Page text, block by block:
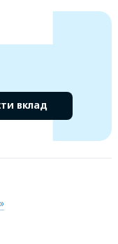
вклад